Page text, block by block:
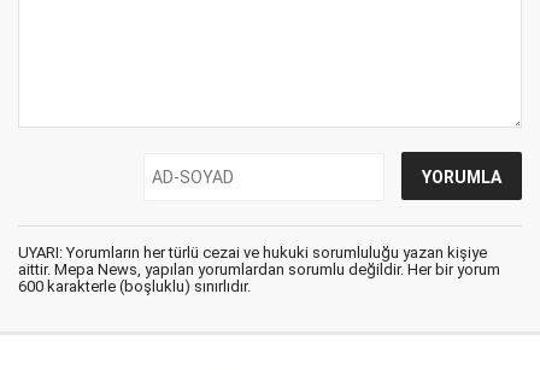
UYARI: Yorumların her türlü cezai ve hukuki sorumluluğu yazan kişiye
aittir. Mepa News, yapılan yorumlardan sorumlu değildir. Her bir yorum
600 karakterle (boşluklu) sınırlıdır.